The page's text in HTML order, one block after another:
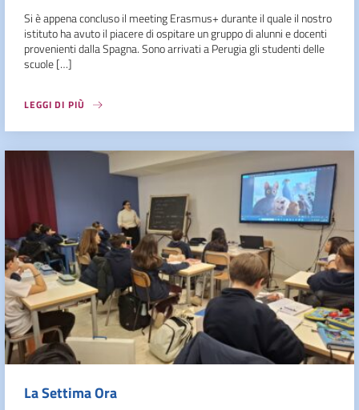
Si è appena concluso il meeting Erasmus+ durante il quale il nostro
istituto ha avuto il piacere di ospitare un gruppo di alunni e docenti
provenienti dalla Spagna. Sono arrivati a Perugia gli studenti delle
scuole […]
LEGGI DI PIÙ
La Settima Ora